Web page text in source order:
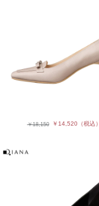
￥18,150 ￥14,520（税込）